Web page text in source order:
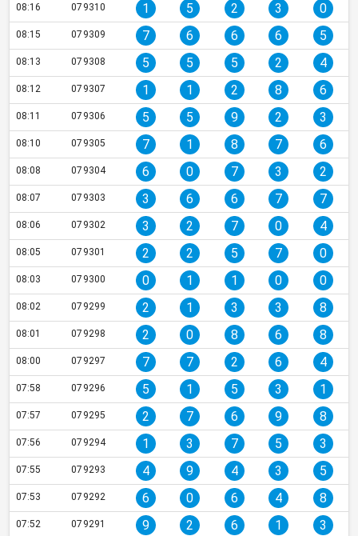
08:16 079310 1 5 2 3 0
08:15 079309 7 6 6 6 5
08:13 079308 5 5 5 2 4
08:12 079307 1 1 2 8 6
08:11 079306 5 5 9 2 3
08:10 079305 7 1 8 7 6
08:08 079304 6 0 7 3 2
08:07 079303 3 6 6 7 7
08:06 079302 3 2 7 0 4
08:05 079301 2 2 5 7 0
08:03 079300 0 1 1 0 0
08:02 079299 2 1 3 3 8
08:01 079298 2 0 8 6 8
08:00 079297 7 7 2 6 4
07:58 079296 5 1 5 3 1
07:57 079295 2 7 6 9 8
07:56 079294 1 3 7 5 3
07:55 079293 4 9 4 3 5
07:53 079292 6 0 6 4 8
07:52 079291 9 2 6 1 3